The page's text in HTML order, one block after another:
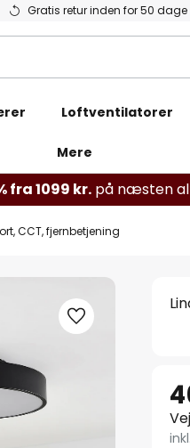
Gratis retur inden for 50 dage
Loftventilatorer
Mere
fra 1099 kr. på næsten
CCT, fjernbetjening